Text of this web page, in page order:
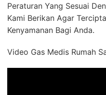
Peraturan Yang Sesuai
Kami Berikan Agar
Kenyamanan Bagi Anda.
Video Gas Medis Rumah